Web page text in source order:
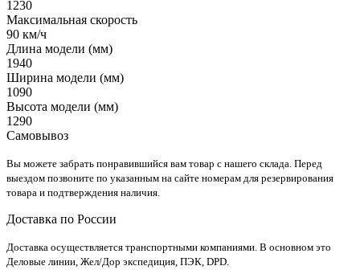
1230
Максимальная скорость
90 км/ч
Длина модели (мм)
1940
Ширина модели (мм)
1090
Высота модели (мм)
1290
Самовывоз
Вы можете забрать понравившийся вам товар с нашего склада. Перед
выездом позвоните по указанным на сайте номерам для резервирования
товара и подтверждения наличия.
Доставка по России
Доставка осуществляется транспортными компаниями. В основном это
Деловые линии, Жел/Дор экспедиция, ПЭК, DPD.